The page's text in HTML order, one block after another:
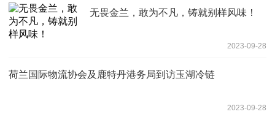
无畏金兰，敢为不凡，铸就别样风味！
2023-09-28
荷兰国际物流协会及鹿特丹港务局到访玉湖冷链
2023-09-28